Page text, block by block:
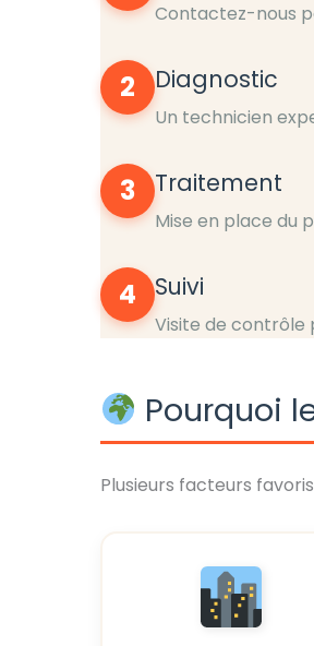
Contactez-nous
2 Diagnostic
Un technicien
3 Traitement
Mise en place du
4 Suivi
Visite de contrôle
Pourquoi
Plusieurs facteurs